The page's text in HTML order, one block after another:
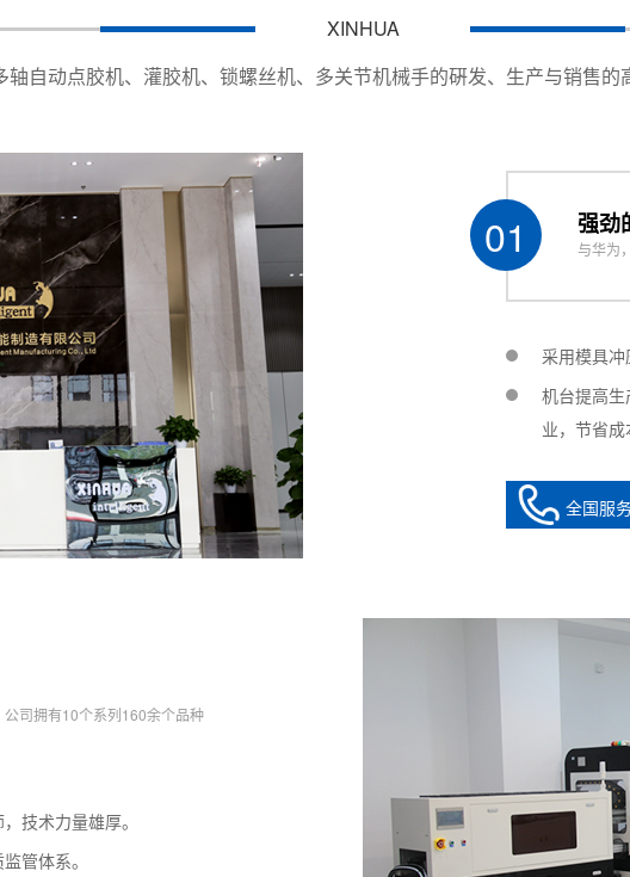
可选配 Optional
100~350mm
光纤/光电 Optical fiber / photoelectric
伺服电机+滚珠丝杆Servo motor + ball screw
计量泵 Metering pump
动态混合/静态混合(可选配) Dynamic mixing / static mixing
高精密真空压力桶2个+清洗桶1个 2 high precision vacuum
带视觉：PC 不带视觉：示教器 With vision: PC without vision:
有 provided
AC220V 50-60Hz
约W1300*L900*H160mm (尺寸仅供参考，具体以实物为准）
约450kg around450kg
XINHUA
轴自动点胶机、灌胶机、锁螺丝机、多关节机械手的硏发、生产与销售的
01 强劲
与华为
采用模具冲
机台提高
业，节省成
全国服
司拥有10个系列160余个品种
技术力量雄厚。
管体系。